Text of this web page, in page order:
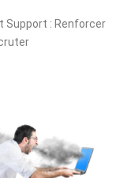
Support : Renforcer